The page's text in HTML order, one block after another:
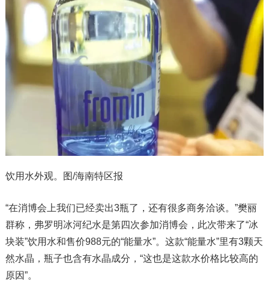
饮用水外观。图/海南特区报
“在消博会上我们已经卖出3瓶了，还有很多商务洽谈。”樊丽
群称，弗罗明冰河纪水是第四次参加消博会，此次带来了“冰
块装”饮用水和售价988元的“能量水”。这款“能量水”里有3颗天
然水晶，瓶子也含有水晶成分，“这也是这款水价格比较高的
原因”。